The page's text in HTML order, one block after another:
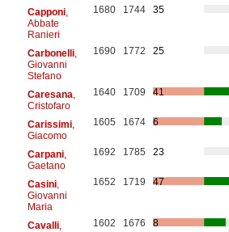
Capponi,
Abbate
Ranieri
1680 1744 35
Carbonelli,
Giovanni
Stefano
1690 1772 25
Caresana
Cristofaro
1640 1709 41
Carissimi,
Giacomo
1605 1674 6
Carpani,
Gaetano
1692 1785 23
Casini,
Giovanni
Maria
1652 1719 47
Cavalli,
1602 1676 8